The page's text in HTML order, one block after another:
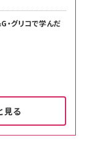
グリコで学んだ
見る